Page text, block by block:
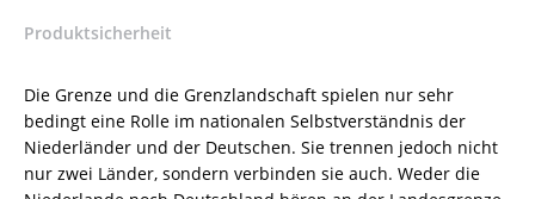
Franke
–
ISBN
9783826062636
/
978-
Produktsicherheit
Die Grenze und die Grenzlandschaft spielen nur sehr
bedingt eine Rolle im nationalen Selbstverständnis der
Niederländer und der Deutschen. Sie trennen jedoch nicht
nur zwei Länder, sondern verbinden sie auch. Weder die